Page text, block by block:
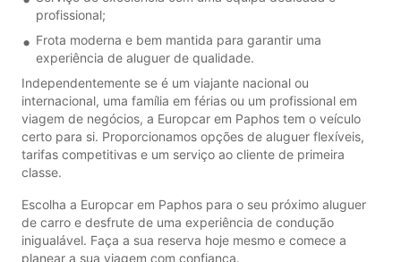
profissional;
Frota moderna e bem mantida para garantir uma
experiência de aluguer de qualidade.
Independentemente se é um viajante nacional ou
internacional, uma família em férias ou um profissional em
viagem de negócios, a Europcar em Paphos tem o veículo
certo para si. Proporcionamos opções de aluguer flexíveis,
tarifas competitivas e um serviço ao cliente de primeira
classe.
Escolha a Europcar em Paphos para o seu próximo aluguer
de carro e desfrute de uma experiência de condução
inigualável. Faça a sua reserva hoje mesmo e comece a
planear a sua viagem com confiança.